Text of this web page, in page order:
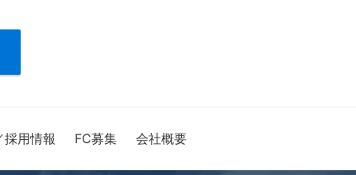
採用情報 FC募集 会社概要